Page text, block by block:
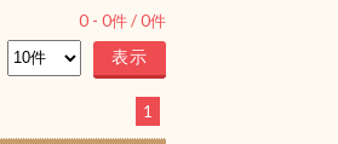
0 - 0件 /0件
1